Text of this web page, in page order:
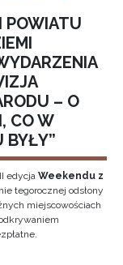
POWIATU
– O
CO W
BYŁY”
edycja Weekendu z
tegorocznej odsłony
miejscowościach